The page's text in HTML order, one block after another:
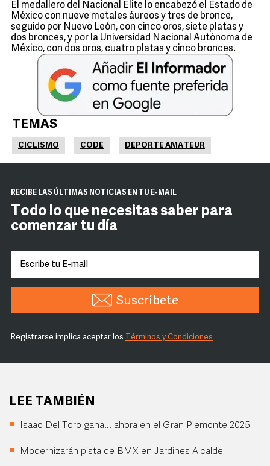
El medallero del Nacional Elite lo encabezó el Estado de
México con nueve metales áureos y tres de bronce,
seguido por Nuevo León, con cinco oros, siete platas y
dos bronces, y por la Universidad Nacional Autónoma de
México, con dos oros, cuatro platas y cinco bronces.
TEMAS
CICLISMO CODE DEPORTE AMATEUR
RECIBE LAS ÚLTIMAS NOTICIAS EN TU E-MAIL
Todo lo que necesitas saber para
comenzar tu día
Suscríbete
Registrarse implica aceptar los Términos y Condiciones
LEE TAMBIÉN
Isaac Del Toro gana... ahora en el Gran Piemonte 2025
Modernizarán pista de BMX en Jardines Alcalde